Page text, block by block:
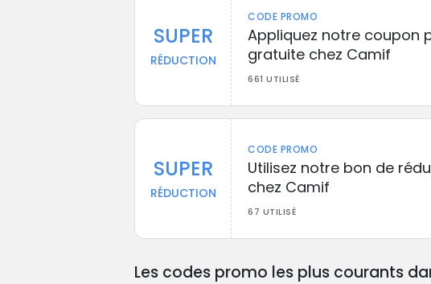
SUPER
RÉDUCTION
CODE PROMO
Appliquez notre coupon
gratuite chez Camif
661 UTILISÉ
SUPER
RÉDUCTION
CODE PROMO
Utilisez notre bon de
chez Camif
67 UTILISÉ
Les codes promo les plus courants